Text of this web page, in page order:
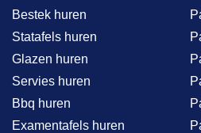
Bestek huren
Statafels huren
Glazen huren
Servies huren
Bbq huren
Examentafels huren